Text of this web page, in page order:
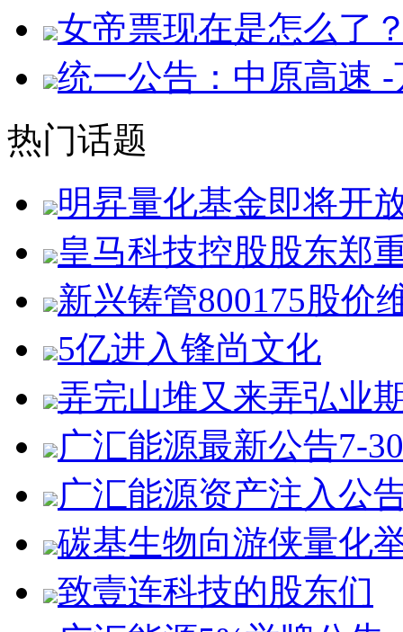
女帝票现在是怎么了
统一公告：中原高速
热门话题
明昇量化基金即将开
皇马科技控股股东郑
新兴铸管800175股价
5亿进入锋尚文化
弄完山堆又来弄弘业
广汇能源最新公告7-30
广汇能源资产注入公
碳基生物向游侠量化
致壹连科技的股东们